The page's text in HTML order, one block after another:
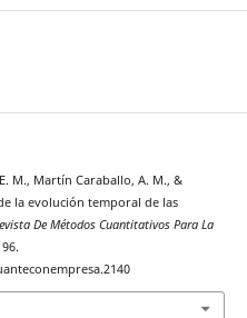
M., Martín Caraballo, A. M., &
la evolución temporal de las
De Métodos Cuantitativos Para La